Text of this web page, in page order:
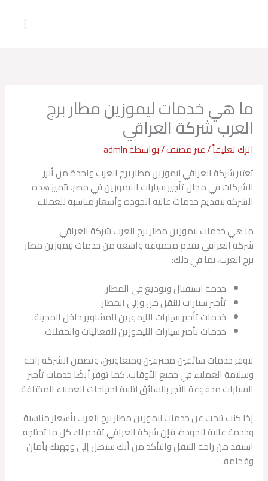
ما هي خدمات ليموزين مطار برج
العرب شركة العراقي
اترك تعليقاً/غير مصنف/ بواسطةadmln
تعتبر شركة العراقي ليموزين مطار برج العرب واحدة من أبرز
الشركات في مجال تأجير سيارات الليموزين في مصر. تتميز هذه
الشركة بتقديم خدمات عالية الجودة وأسعار مناسبة للعملاء.
ما هي خدمات ليموزين مطار برج العرب شركة العراقي
شركة العراقي تقدم مجموعة واسعة من خدمات ليموزين مطار
برج العرب، بما في ذلك:
خدمة استقبال وتوديع في المطار.
تأجير سيارات للنقل من وإلى المطار.
خدمات تأجير سيارات الليموزين للمشاوير داخل المدينة.
خدمات تأجير سيارات الليموزين للفعاليات والحفلات.
تتوفر خدمات سائقين محترفين ومتعاونين، وتضمن الشركة راحة
وسلامة العملاء في جميع الأوقات. كما توفر أيضًا خدمات تأجير
السيارات مدفوعة الأجر بالسائق لتلبية احتياجات العملاء المختلفة.
إذا كنت تبحث عن خدمات ليموزين مطار برج العرب بأسعار مناسبة
وخدمة عالية الجودة، فإن شركة العراقي تقدم لك كل ما تحتاجه.
استفد من راحة التنقل والتأكد من أنك ستصل إلى وجهتك بأمان
وفخامة.